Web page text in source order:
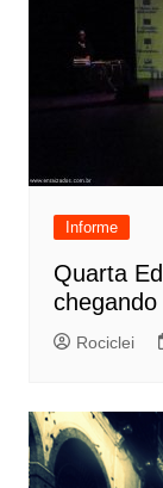
Informe
Quarta
chegando
Rociclei